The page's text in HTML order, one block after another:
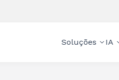
Soluções IA